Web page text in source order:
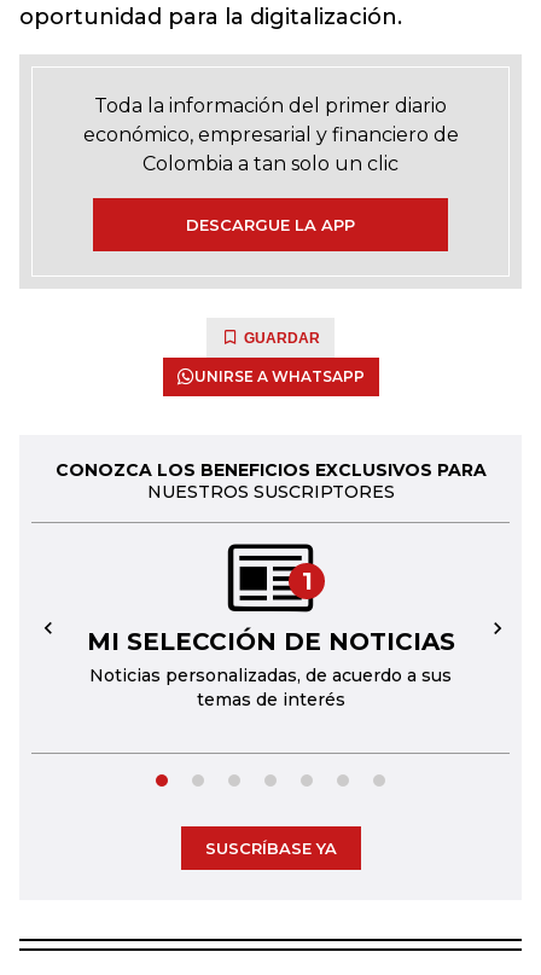
oportunidad para la digitalización.
Toda la información del primer diario
económico, empresarial y financiero de
Colombia a tan solo un clic
DESCARGUE LA APP
GUARDAR
UNIRSE A WHATSAPP
CONOZCA LOS BENEFICIOS EXCLUSIVOS PARA
NUESTROS SUSCRIPTORES
1
MI SELECCIÓN DE NOTICIAS
Noticias personalizadas, de acuerdo a sus
temas de interés
← →
SUSCRÍBASE YA